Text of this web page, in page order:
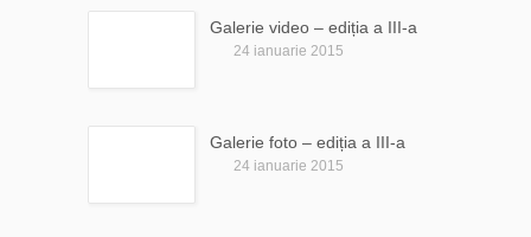
Galerie video – ediția a III-a
24 ianuarie 2015
Galerie foto – ediția a III-a
24 ianuarie 2015